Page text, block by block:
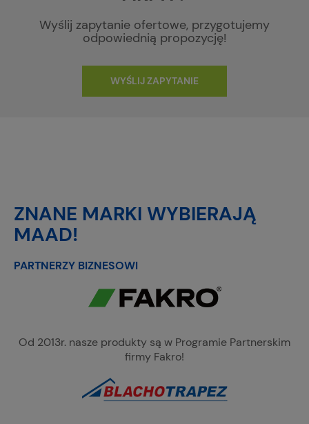
Wyślij zapytanie ofertowe, przygotujemy
odpowiednią propozycję!
WYŚLIJ ZAPYTANIE
ZNANE MARKI WYBIERAJĄ
MAAD!
PARTNERZY BIZNESOWI
Od 2013r. nasze produkty są w Programie Partnerskim
firmy Fakro!